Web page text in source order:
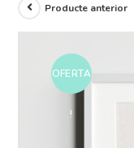
OFERTA
!
Producte anterior